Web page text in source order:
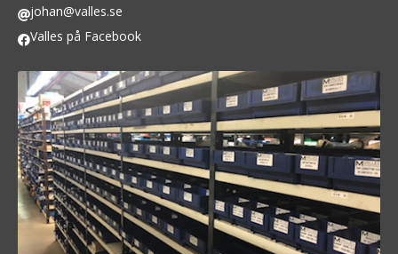
johan@valles.se
Valles på Facebook